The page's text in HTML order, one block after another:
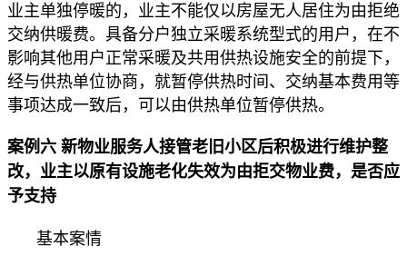
业主单独停暖的，业主不能仅以房屋无人居住为由拒绝
交纳供暖费。具备分户独立采暖系统型式的用户，在不
影响其他用户正常采暖及共用供热设施安全的前提下，
经与供热单位协商，就暂停供热时间、交纳基本费用等
事项达成一致后，可以由供热单位暂停供热。
案例六 新物业服务人接管老旧小区后积极进行维护整
改，业主以原有设施老化失效为由拒交物业费，是否应
予支持
基本案情